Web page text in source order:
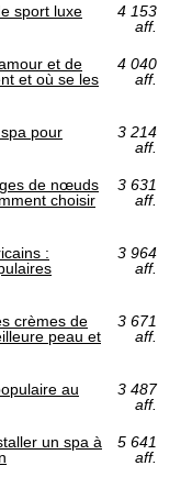
sport luxe
4 153
aff.
et de
et où se les
4 040
aff.
pour
3 214
aff.
de nœuds
choisir
3 631
aff.
:
3 964
aff.
crèmes de
peau et
3 671
aff.
au
3 487
aff.
un spa à
5 641
aff.